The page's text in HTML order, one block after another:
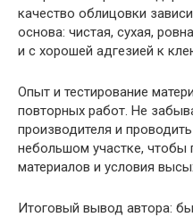
качество облицовки
основа: чистая, сухая,
и с хорошей адгезией к
Опыт и тестирование
повторных работ. Не
производителя и
небольшом участке, чтобы
материалов и условия
Итоговый вывод автора: